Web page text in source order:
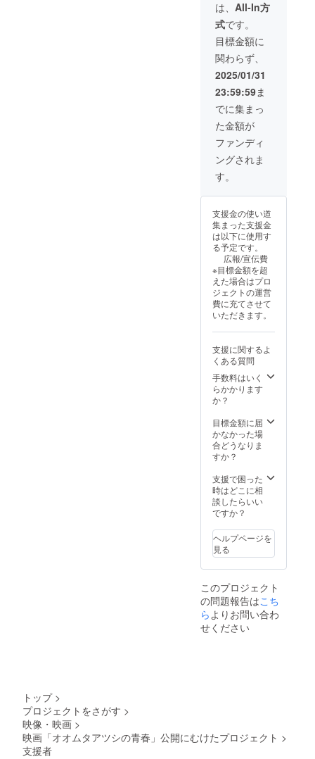
加物等
の食品
表示は
お届け
商品の
ラベル
に表記
されま
す。 商
品開封
前には
必ずお
届けの
リター
ンに貼
ルや注
意書き
をご確
認くだ
さい。
■稀少！
大牟田
で養蜂
の日本
みつば
ちのハ
チミ
ツ １
ニホン
ミツバ
チの蜂
蜜をご
ますの
で、提
供時期
性がご
ざいま
す。 ※
原材料
加物等
の食品
表示は
お届け
ラベル
に表記
されま
す。 商
品開封
意書き
くる焼
き菓
子！
「パ
ティス
リープ
ランツ
の焼き
菓子ギ
フト」
(23個入
り)
１箱
※原材料
及び添
表示は
商品の
ラベル
に表記
されま
す。 商
品開封
前には
必ずお
届けの
リター
ンに貼
たラベ
ルや注
意書き
をご確
認くだ
■瀬木監
督絶
賛！
「大牟
めんべ
い」(12
枚入
り)
原材料
及び添
加物等
の食品
お届け
商品の
ラベル
に表記
されま
たラベ
ルや注
添えな
い場合
があり
ます。
■トート
バック
M
345mm
×355m
m×100
mm(色
のご指
定がで
きます)
２枚
シ認定
カー 2
枚(デザ
イン未
定) ■劇
中にも
出てく
る焼き
菓子！
「パ
ティス
リープ
の焼き
菓子ギ
フト」
(23個入
り)
※原材料
及び添
加物等
の食品
お届け
商品の
ラベル
に表記
す。 商
品開封
前には
必ずお
リター
ンに貼
付され
たラベ
ルや注
田高菜
めんべ
貴監督
の書き
下ろし
エッセ
イ ■T
シャツ
（S , L ,
XL ,
XXL）
２枚 ※
サイズ
の在庫
に限り
がある
ためご
い場合
ます。
■トート
バック
M
345mm
×355m
m×100
mm(色
のご指
定がで
きます)
■オオム
タアツ
シ認定
ステッ
カー 2
イン未
定) ■劇
中にも
出てく
菓子！
「パ
ティス
リープ
の焼き
菓子ギ
フト」
(23個入
１箱
※原材料
及び添
加物等
の食品
前には
必ずお
は、 All-In方
式です。
目標金額に
関わらず、
2025/01/31
23:59:59ま
でに集まっ
た金額が
ファンディ
ングされま
す。
支援金の使い道
集まった支援金
は以下に使用す
る予定です。
広報/宣伝費
※目標金額を超
えた場合はプロ
ジェクトの運営
費に充てさせて
いただきます。
支援に関するよ
くある質問
手数料はいく
らかかります
か？
目標金額に届
かなかった場
合どうなりま
すか？
支援で困った
時はどこに相
談したらいい
ですか？
ヘルプページを
見る
このプロジェクト
の問題報告はこち
らよりお問い合わ
せください
トップ >
プロジェクトをさがす >
映像・映画 >
映画「オオムタアツシの青春」公開にむけたプロジェクト >
支援者